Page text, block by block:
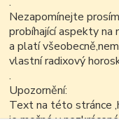
Nezapomínejte
probíhající aspekty na
a platí
vlastní radixový
.
Upozornění:
Text na této stránce
je možné v